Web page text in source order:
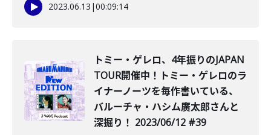
2023.06.13 |00:09:14
トミー・ゲレロ、4年振りのJAPAN
TOUR開催中！トミー・ゲレロのラ
イナーノーツを毎作書いている、
バルーチャ・ハシム廣太郎さんと
深掘り！ 2023/06/12 #39